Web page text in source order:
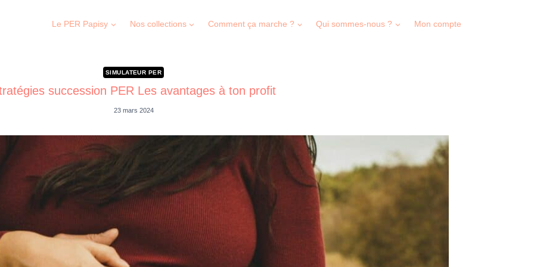
Le PER Papisy Nos collections Comment ça marche ? Qui sommes-nous ? Mon compte
SIMULATEUR PER
succession PER Les avantages à ton profit
23 mars 2024